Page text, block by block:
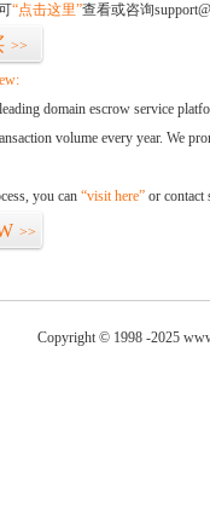
“点击这里”查看或咨询
>>
domain escrow service
volume every year. We
you can “visit here” or contact
>>
Copyright © 1998 -2025